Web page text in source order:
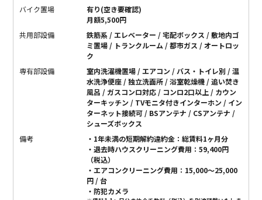
バイク置場
有り(空き要確認)
月額5,500円
共用部設備
鉄筋系 / エレベーター / 宅配ボックス / 敷地内ゴ
ミ置場 / トランクルーム / 都市ガス / オートロッ
ク
専有部設備
室内洗濯機置場 / エアコン / バス・トイレ別 / 温
水洗浄便座 / 独立洗面所 / 浴室乾燥機 / 追い焚き
風呂 / ガスコンロ対応 / コンロ2口以上 / カウン
ターキッチン / TVモニタ付きインターホン / イン
ターネット接続可 / BSアンテナ / CSアンテナ /
シューズボックス
備考
・1年未満の短期解約違約金：総賃料1ヶ月分
・退去時ハウスクリーニング費用：59,400円
（税込）
・エアコンクリーニング費用：15,000～25,000
円 / 台
・防犯カメラ